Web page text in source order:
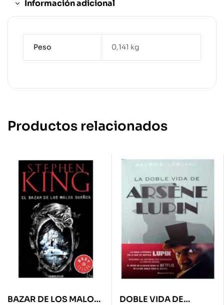
Información adicional
Peso 0,141 kg
Productos relacionados
BAZAR DE LOS MALOS
DOBLE VIDA DE